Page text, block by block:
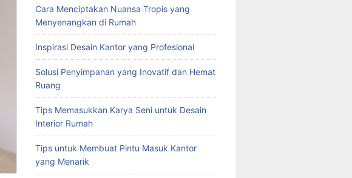
Cara Menciptakan Nuansa Tropis yang
Menyenangkan di Rumah
Inspirasi Desain Kantor yang Profesional
Solusi Penyimpanan yang Inovatif dan Hemat
Ruang
Tips Memasukkan Karya Seni untuk Desain
Interior Rumah
Tips untuk Membuat Pintu Masuk Kantor
yang Menarik